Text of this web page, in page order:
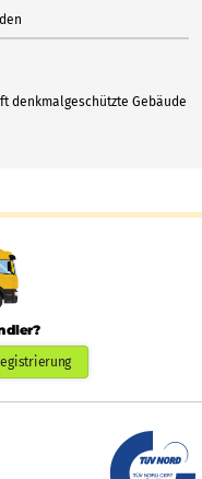
denkmalgeschützte Gebäude